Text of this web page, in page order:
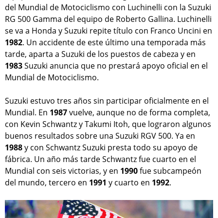
del Mundial de Motociclismo con Luchinelli con la Suzuki
RG 500 Gamma del equipo de Roberto Gallina. Luchinelli
se va a Honda y Suzuki repite título con Franco Uncini en
1982. Un accidente de este último una temporada más
tarde, aparta a Suzuki de los puestos de cabeza y en
1983Suzuki anuncia que no prestará apoyo oficial en el
Mundial de Motociclismo.
Suzuki estuvo tres años sin participar oficialmente en el
Mundial. En 1987vuelve, aunque no de forma completa,
con Kevin Schwantz y Takumi Itoh, que lograron algunos
buenos resultados sobre una Suzuki RGV 500. Ya en
1988y con Schwantz Suzuki presta todo su apoyo de
fábrica. Un año más tarde Schwantz fue cuarto en el
Mundial con seis victorias, y en 1990fue subcampeón
del mundo, tercero en 1991 y cuarto en 1992.